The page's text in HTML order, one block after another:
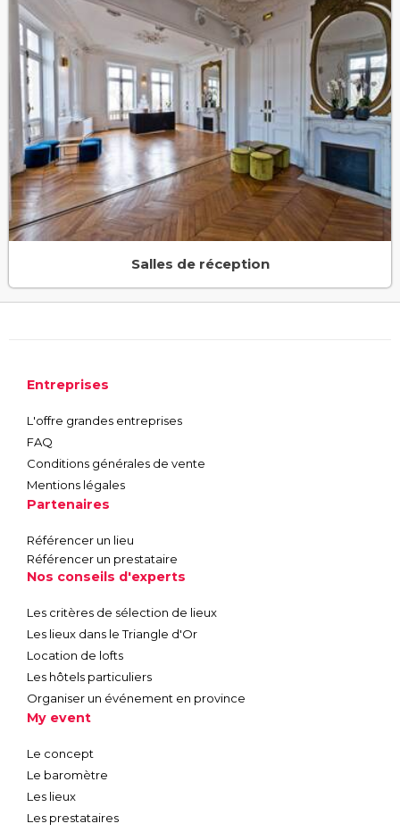
Salles de réception
Entreprises
L'offre grandes entreprises
FAQ
Conditions générales de vente
Mentions légales
Partenaires
Référencer un lieu
Référencer un prestataire
Nos conseils d'experts
Les critères de sélection de lieux
Les lieux dans le Triangle d'Or
Location de lofts
Les hôtels particuliers
Organiser un événement en province
My event
Le concept
Le baromètre
Les lieux
Les prestataires